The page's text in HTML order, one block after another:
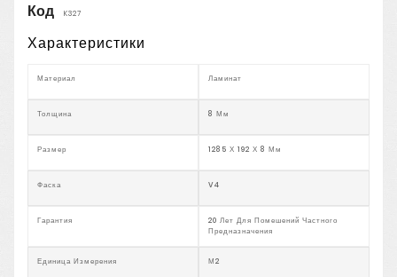
Код K327
Характеристики
Материал Ламинат
Толщина 8 Мм
Размер 1285 Х 192 Х 8 Мм
Фаска V4
Гарантия
20 Лет Для Помешений Частного
Предназначения
Единица Измерения М2